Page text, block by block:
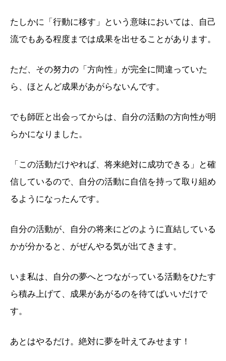
たしかに「行動に移す」という意味においては、自己
流でもある程度までは成果を出せることがあります。
ただ、その努力の「方向性」が完全に間違っていた
ら、ほとんど成果があがらないんです。
でも師匠と出会ってからは、自分の活動の方向性が明
らかになりました。
「この活動だけやれば、将来絶対に成功できる」と確
信しているので、自分の活動に自信を持って取り組め
るようになったんです。
自分の活動が、自分の将来にどのように直結している
かが分かると、がぜんやる気が出てきます。
いま私は、自分の夢へとつながっている活動をひたす
ら積み上げて、成果があがるのを待てばいいだけで
す。
あとはやるだけ。絶対に夢を叶えてみせます！